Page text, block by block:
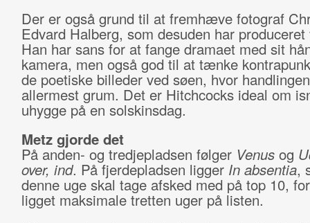
Der er også grund til at fremhæve fotograf
Edvard Halberg, som desuden har produceret
Han har sans for at fange dramaet med sit
kamera, men også god til at tænke
de poetiske billeder ved søen, hvor
allermest grum. Det er Hitchcocks ideal om
uhygge på en solskinsdag.
Metz gjorde det
På anden- og tredjepladsen følger Venus og
over, ind. På fjerdepladsen ligger In absentia,
denne uge skal tage afsked med på top 10,
ligget maksimale tretten uger på listen.